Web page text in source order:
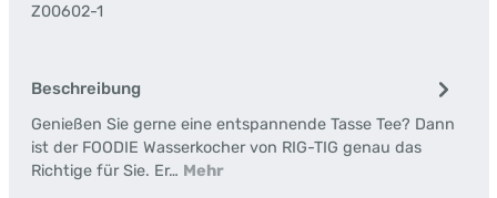
Z00602-1
Beschreibung
Genießen Sie gerne eine entspannende Tasse Tee? Dann
ist der FOODIE Wasserkocher von RIG-TIG genau das
Richtige für Sie. Er… Mehr